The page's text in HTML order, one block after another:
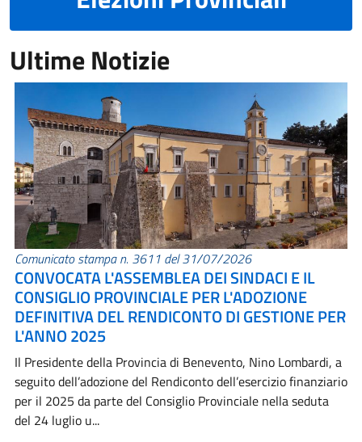
Ultime Notizie
Comunicato stampa n. 3611 del 31/07/2026
CONVOCATA L'ASSEMBLEA DEI SINDACI E IL
CONSIGLIO PROVINCIALE PER L'ADOZIONE
DEFINITIVA DEL RENDICONTO DI GESTIONE PER
L'ANNO 2025
Il Presidente della Provincia di Benevento, Nino Lombardi, a
seguito dell’adozione del Rendiconto dell’esercizio finanziario
per il 2025 da parte del Consiglio Provinciale nella seduta
del 24 luglio u...